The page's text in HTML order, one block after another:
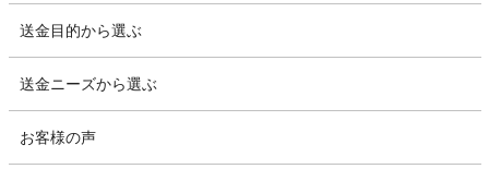
送金目的から選ぶ
送金ニーズから選ぶ
お客様の声